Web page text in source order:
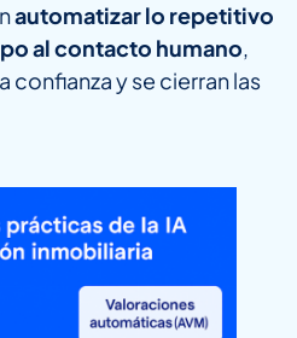
automatizar lo repetitivo
al contacto humano,
confianza y se cierran las